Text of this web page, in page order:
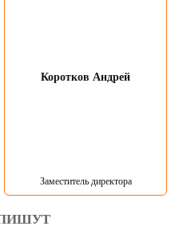
Коротков Андрей
Заместитель директора